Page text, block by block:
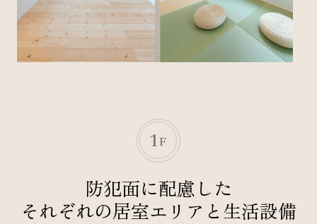
1F
防犯面に配慮した
それぞれの居室エリアと生活設備